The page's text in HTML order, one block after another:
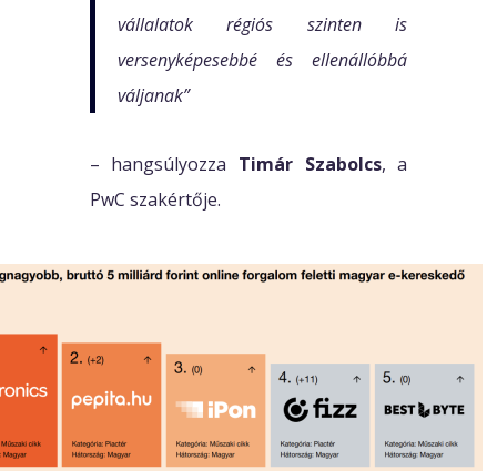
vállalatok régiós szinten is
versenyképesebbé és ellenállóbbá
váljanak”
– hangsúlyozza Timár Szabolcs, a
PwC szakértője.